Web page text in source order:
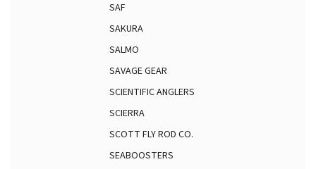
SAF
SAKURA
SALMO
SAVAGE GEAR
SCIENTIFIC ANGLERS
SCIERRA
SCOTT FLY ROD CO.
SEABOOSTERS